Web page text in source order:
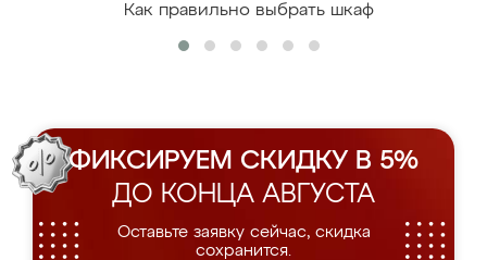
Как правильно выбрать шкаф
ФИКСИРУЕМ СКИДКУ В 5%
ДО КОНЦА АВГУСТА
Оставьте заявку сейчас, скидка
сохранится.